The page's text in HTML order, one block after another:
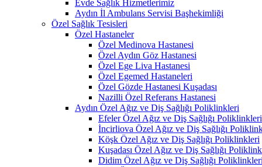
Evde Sağlık Hizmetlerimiz
Aydın İl Ambulans Servisi Başhekimliği
Özel Sağlık Tesisleri
Özel Hastaneler
Özel Medinova Hastanesi
Özel Aydın Göz Hastanesi
Özel Ege Liva Hastanesi
Özel Egemed Hastaneleri
Özel Gözde Hastanesi Kuşadası
Nazilli Özel Referans Hastanesi
Aydın Özel Ağız ve Diş Sağlığı Poliklinkleri
Efeler Özel Ağız ve Diş Sağlığı Poliklinkleri
İncirliova Özel Ağız ve Diş Sağlığı
Köşk Özel Ağız ve Diş Sağlığı Poliklinkleri
Kuşadası Özel Ağız ve Diş Sağlığı
Didim Özel Ağız ve Diş Sağlığı Poliklinkleri